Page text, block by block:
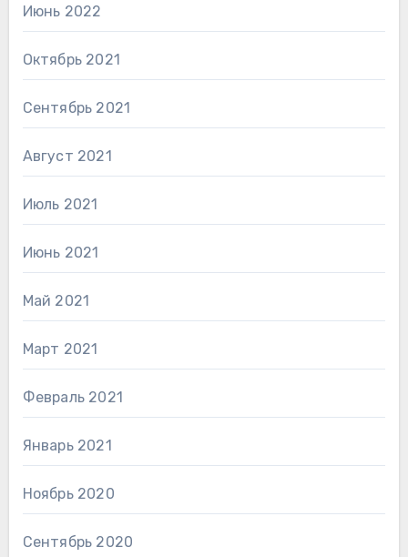
Июнь 2022
Октябрь 2021
Сентябрь 2021
Август 2021
Июль 2021
Июнь 2021
Май 2021
Март 2021
Февраль 2021
Январь 2021
Ноябрь 2020
Сентябрь 2020